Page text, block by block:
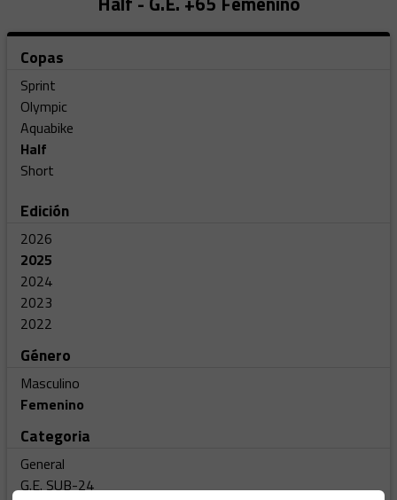
Copas
Sprint
Olympic
Aquabike
Half
Short
Edición
2026
2025
2024
2023
2022
Género
Masculino
Femenino
Categoria
General
G.E. SUB-24